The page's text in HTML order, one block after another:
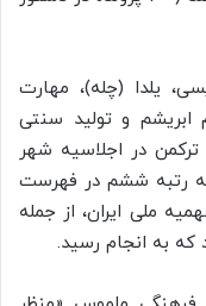
یلدا (چله)، مهارت
و تولید سنتی
در اجلاسیه شهر
به رتبه ششم در فهرست
ملی ایران‌، از جمله
که به انجام رسید.